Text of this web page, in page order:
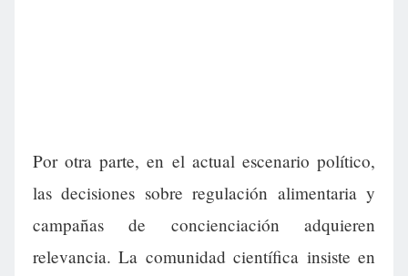
Por otra parte, en el actual escenario político,
las decisiones sobre regulación alimentaria y
campañas de concienciación adquieren
relevancia. La comunidad científica insiste en